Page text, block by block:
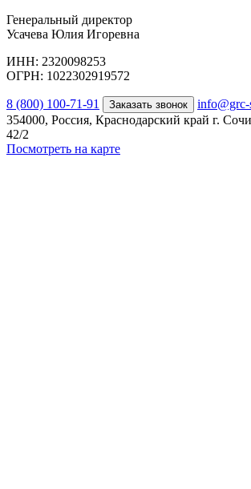
Генеральный директор
Усачева Юлия Игоревна
ИНН: 2320098253
ОГРН: 1022302919572
8 (800) 100-71-91 Заказать звонок
info@grc-
354000, Россия, Краснодарский край г.
42/2
Посмотреть на карте